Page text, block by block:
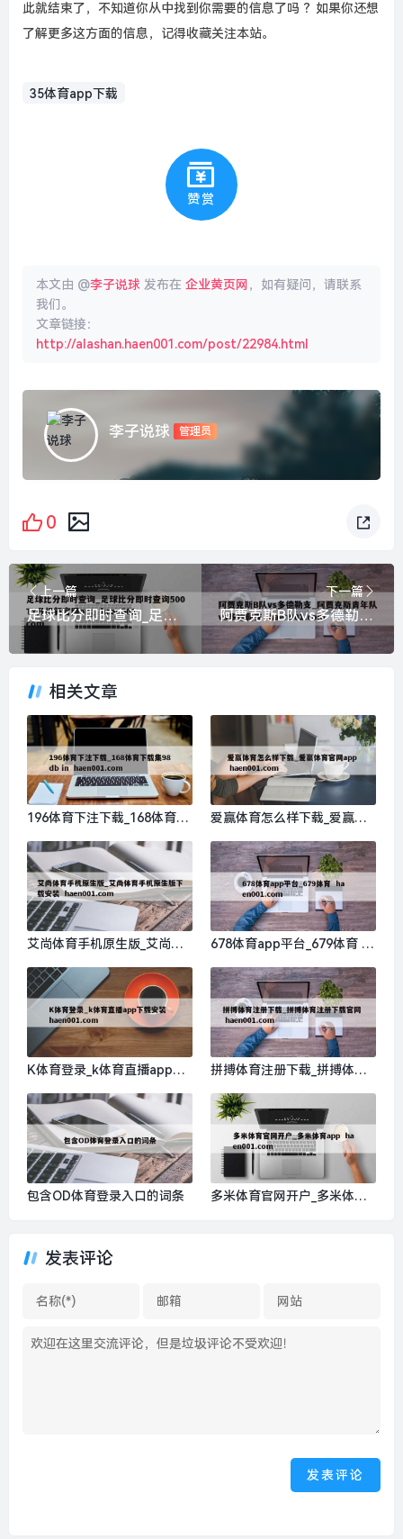
此就结束了，不知道你从中找到你需要的信息了吗 ？如果你还想
了解更多这方面的信息，记得收藏关注本站。
35体育app下载
赞赏
本文由 @李子说球 发布在 企业黄页网 ，如有疑问，请联系
我们。
文章链接：
http://alashan.haen001.com/post/22984.html
李子说球 管理员
0
上一篇
足球比分即时查询_足球比分即时查询500TY升级新官网org haen001.com
下一篇
阿贾克斯B队vs多德勒支_阿贾克斯青年队vs多德勒支 haen001.com
相关文章
196体育下注下载_168体育下
载集98db in haen001.com
爱赢体育怎么样下载_爱赢体
育官网app haen001.com
艾尚体育手机原生版_艾尚体
育手机原生版下载安装 haen0
01.com
678体育app平台_679体育 ha
en001.com
K体育登录_k体育直播app下
载安装 haen001.com
拼搏体育注册下载_拼搏体育
注册下载官网 haen001.com
包含OD体育登录入口的词条
多米体育官网开户_多米体育a
发表评论